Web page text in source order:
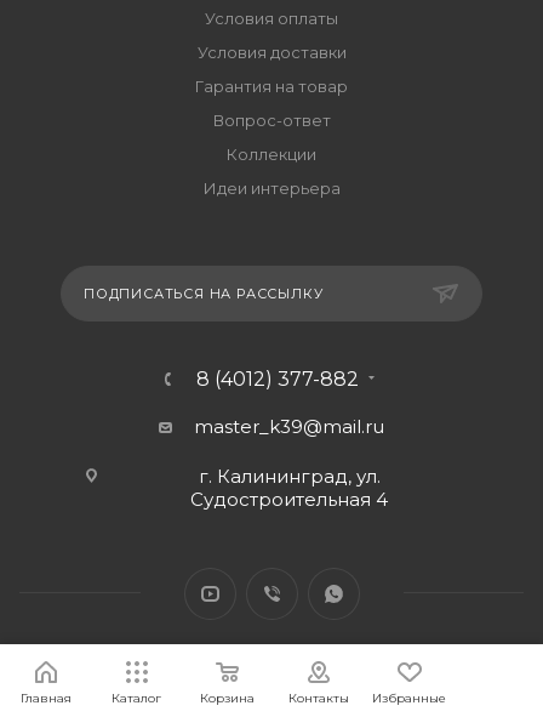
Условия оплаты
Условия доставки
Гарантия на товар
Вопрос-ответ
Коллекции
Идеи интерьера
ПОДПИСАТЬСЯ НА РАССЫЛКУ
8 (4012) 377-882
master_k39@mail.ru
г. Калининград, ул.
Судостроительная 4
Главная Каталог Корзина Контакты Избранные